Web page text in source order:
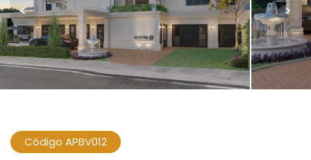
< >
Código APBV012